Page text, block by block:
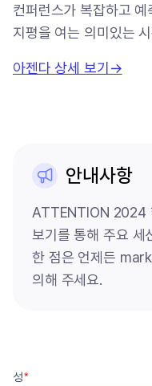
컨퍼런스가 복잡하고
지평을 여는 의미있는
아젠다 상세 보기→
안내사항
ATTENTION 2024
보기를 통해 주요 세
한 점은 언제든
의해 주세요.